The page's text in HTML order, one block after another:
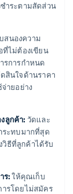
ำระตามสัดส่วน
สนองความ
ที่ไม่ต้องเขียน
รการกำหนด
สินใจด้านราคา
ายอย่าง
ลูกค้า: วัดและ
ระทบมากที่สุด
ธีที่ลูกค้าได้รับ
ร:ให้คุณเก็บ
ารโดยไม่สมัคร